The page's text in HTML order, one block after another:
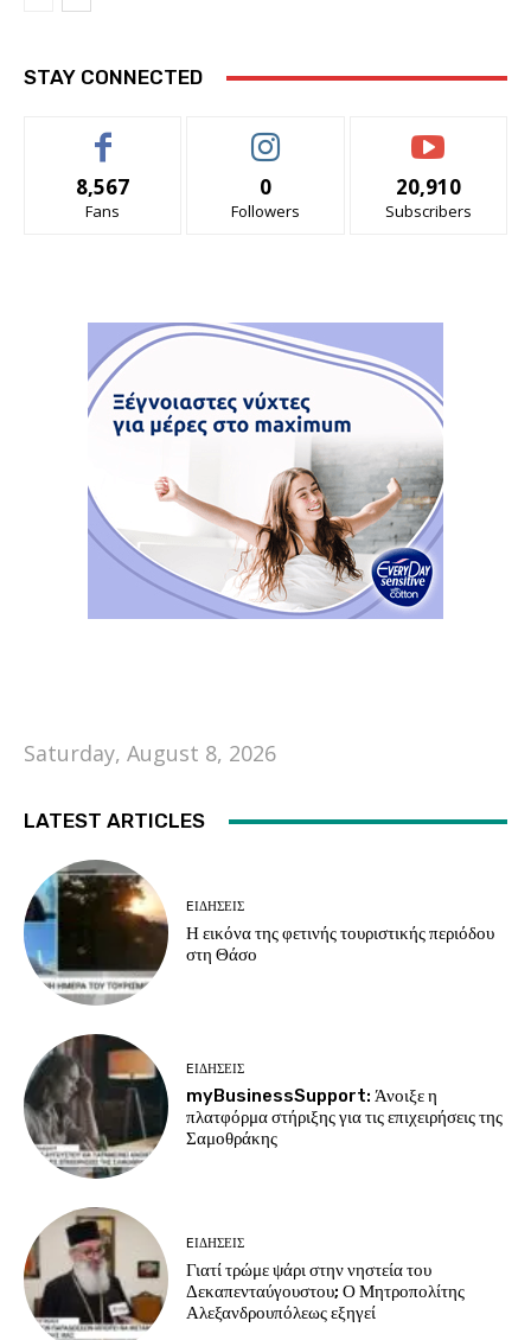
STAY CONNECTED
8,567
Fans
0
Followers
20,910
Subscribers
Saturday, August 8, 2026
LATEST ARTICLES
EΙΔΗΣΕΙΣ
Η εικόνα της φετινής τουριστικής περιόδου
στη Θάσο
EΙΔΗΣΕΙΣ
myBusinessSupport: Άνοιξε η
πλατφόρμα στήριξης για τις επιχειρήσεις της
Σαμοθράκης
EΙΔΗΣΕΙΣ
Γιατί τρώμε ψάρι στην νηστεία του
Δεκαπενταύγουστου; Ο Μητροπολίτης
Αλεξανδρουπόλεως εξηγεί